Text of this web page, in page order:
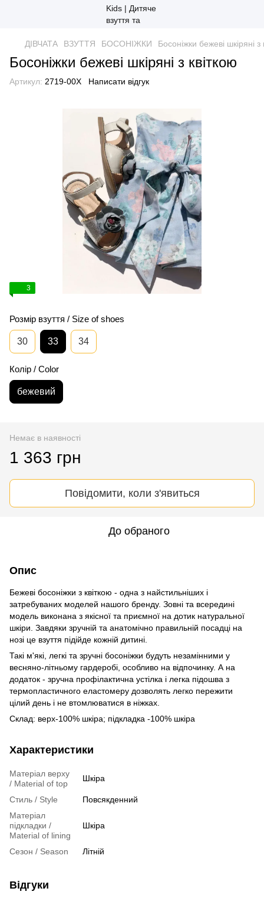
ДІВЧАТА ВЗУТТЯ БОСОНІЖКИ Босоніжки бежеві шкіряні з
Босоніжки бежеві шкіряні з квіткою
Артикул: 2719-00Х Написати відгук
3
Розмір взуття / Size of shoes
30 33 34
Колір / Color
бежевий
Немає в наявності
1 363 грн
Повідомити, коли з'явиться
До обраного
Опис
Бежеві босоніжки з квіткою - одна з найстильніших і
затребуваних моделей нашого бренду. Зовні та всередині
модель виконана з якісної та приємної на дотик натуральної
шкіри. Завдяки зручній та анатомічно правильній посадці на
нозі це взуття підійде кожній дитині.
Такі м'які, легкі та зручні босоніжки будуть незамінними у
весняно-літньому гардеробі, особливо на відпочинку. А на
додаток - зручна профілактична устілка і легка підошва з
термопластичного еластомеру дозволять легко пережити
цілий день і не втомлюватися в ніжках.
Склад: верх-100% шкіра; підкладка -100% шкіра
Характеристики
Матеріал верху
/ Material of top
Шкіра
Стиль / Style
Повсякденний
Матеріал
підкладки /
Material of lining
Шкіра
Сезон / Season Літній
Відгуки